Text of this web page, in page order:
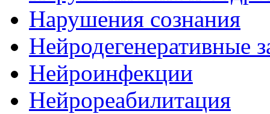
Нарушения сознания
Нейродегенеративные
Нейроинфекции
Нейрореабилитация